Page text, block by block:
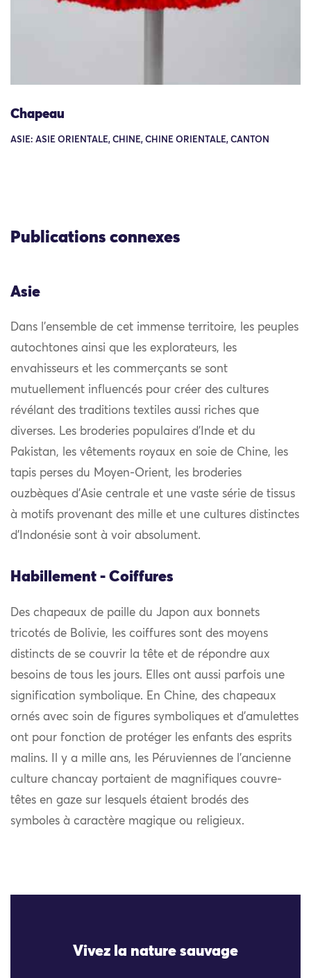
Chapeau
ASIE: ASIE ORIENTALE, CHINE, CHINE ORIENTALE, CANTON
Publications connexes
Asie
Dans l’ensemble de cet immense territoire, les peuples
autochtones ainsi que les explorateurs, les
envahisseurs et les commerçants se sont
mutuellement influencés pour créer des cultures
révélant des traditions textiles aussi riches que
diverses. Les broderies populaires d’Inde et du
Pakistan, les vêtements royaux en soie de Chine, les
tapis perses du Moyen-Orient, les broderies
ouzbèques d’Asie centrale et une vaste série de tissus
à motifs provenant des mille et une cultures distinctes
d’Indonésie sont à voir absolument.
Habillement - Coiffures
Des chapeaux de paille du Japon aux bonnets
tricotés de Bolivie, les coiffures sont des moyens
distincts de se couvrir la tête et de répondre aux
besoins de tous les jours. Elles ont aussi parfois une
signification symbolique. En Chine, des chapeaux
ornés avec soin de figures symboliques et d’amulettes
ont pour fonction de protéger les enfants des esprits
malins. Il y a mille ans, les Péruviennes de l’ancienne
culture chancay portaient de magnifiques couvre-
têtes en gaze sur lesquels étaient brodés des
symboles à caractère magique ou religieux.
Vivez la nature sauvage